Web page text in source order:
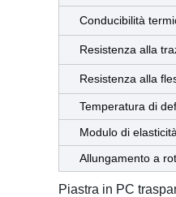
Conducibilità
Resistenza alla
Resistenza alla
Temperatura di
Modulo di
Allungamento a
Piastra in PC